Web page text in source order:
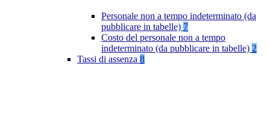
Personale non a tempo indeterminato (da
pubblicare in tabelle) 7
Costo del personale non a tempo
indeterminato (da pubblicare in tabelle) 2
Tassi di assenza 8